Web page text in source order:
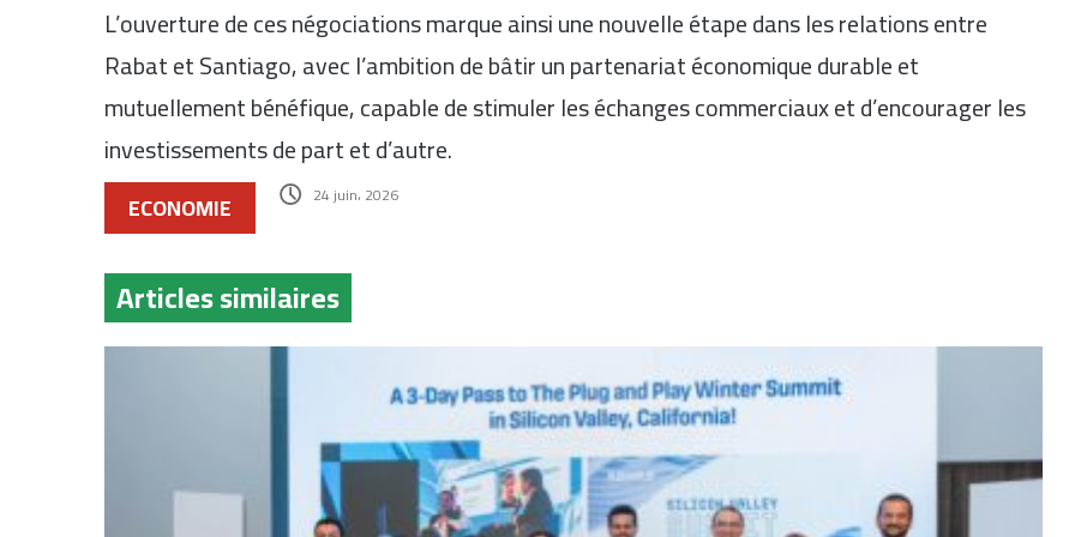
L’ouverture de ces négociations marque ainsi une nouvelle étape dans les relations entre
Rabat et Santiago, avec l’ambition de bâtir un partenariat économique durable et
mutuellement bénéfique, capable de stimuler les échanges commerciaux et d’encourager les
investissements de part et d’autre.
ECONOMIE 24 juin، 2026
Articles similaires